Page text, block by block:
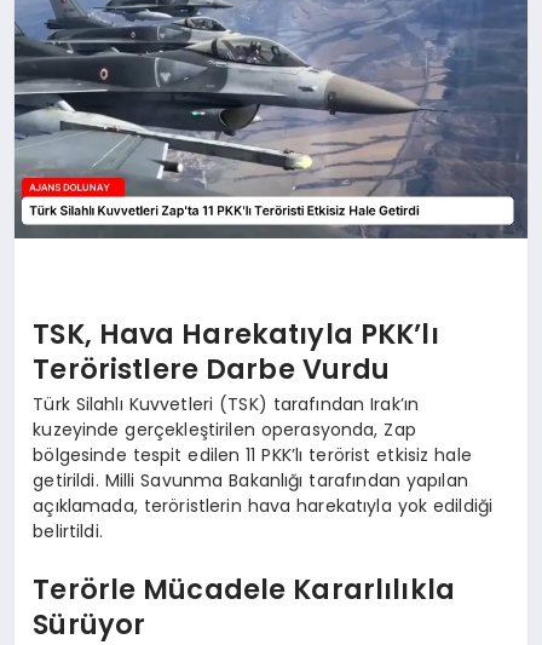
SIYASET
SPOR
YAŞAM
TSK, Hava Harekatıyla PKK’lı
Teröristlere Darbe Vurdu
Türk Silahlı Kuvvetleri (TSK) tarafından Irak’ın
kuzeyinde gerçekleştirilen operasyonda, Zap
bölgesinde tespit edilen 11 PKK’lı terörist etkisiz hale
getirildi. Milli Savunma Bakanlığı tarafından yapılan
açıklamada, teröristlerin hava harekatıyla yok edildiği
belirtildi.
Terörle Mücadele Kararlılıkla
Sürüyor